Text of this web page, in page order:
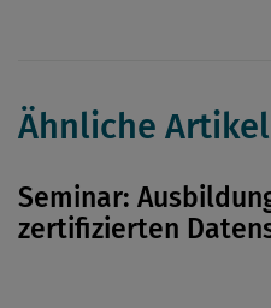
Ähnliche Artikel
Seminar:
zertifizierten